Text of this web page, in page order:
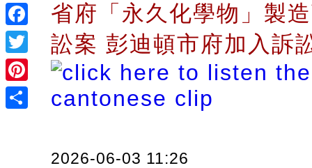
Facebook
Twitter
Pinterest
省府「永久化學物」製
訟案 彭迪頓市府加入訴
2026-06-03 11:26